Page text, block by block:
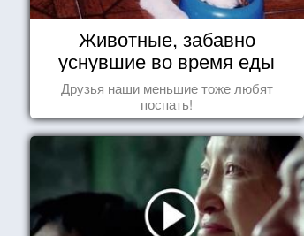
Животные, забавно
уснувшие во время еды
Друзья наши меньшие тоже любят
поспать!